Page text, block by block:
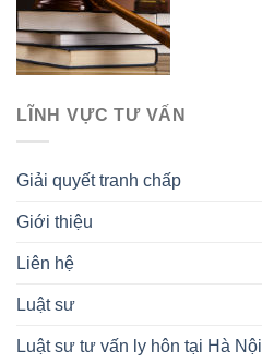
LĨNH VỰC TƯ VẤN
Giải quyết tranh chấp
Giới thiệu
Liên hệ
Luật sư
Luật sư tư vấn ly hôn tại Hà Nội